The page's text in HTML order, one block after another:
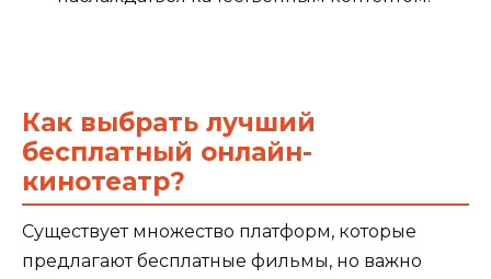
Как выбрать лучший
бесплатный онлайн-
кинотеатр?
Существует множество платформ, которые
предлагают бесплатные фильмы, но важно